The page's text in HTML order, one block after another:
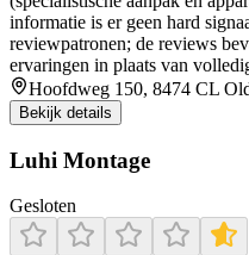
informatie is er geen hard
reviewpatronen; de reviews
ervaringen in plaats van
Hoofdweg 150, 8474 CL
Bekijk details
Luhi Montage
Gesloten